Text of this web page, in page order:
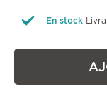
En stock